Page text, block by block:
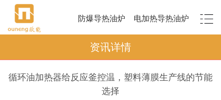
防爆导热油炉 电加热导热油炉
资讯详情
循环油加热器给反应釜控温，塑料薄膜生产线的节能
选择